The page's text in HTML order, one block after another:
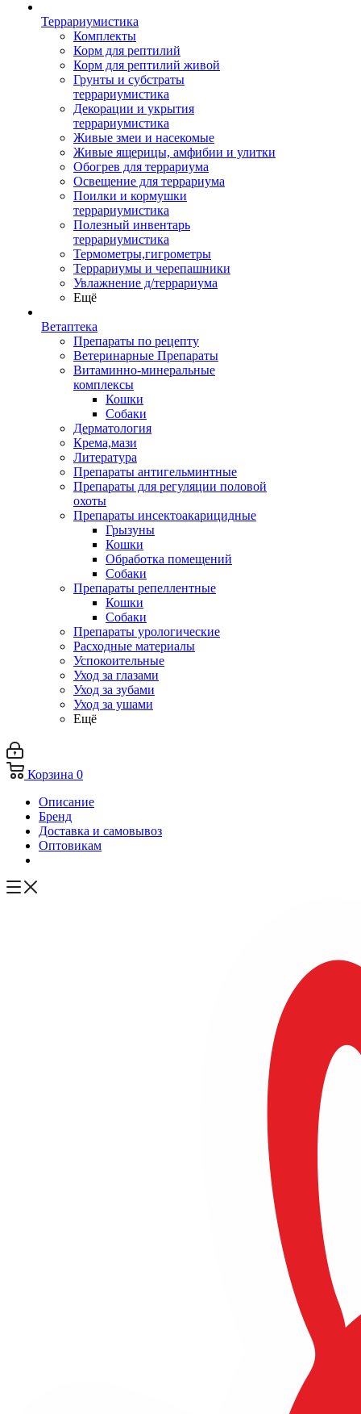
Террариумистика
Комплекты
Корм для рептилий
Корм для рептилий живой
Грунты и субстраты
террариумистика
Декорации и укрытия
террариумистика
Живые змеи и насекомые
Живые ящерицы, амфибии и улитки
Обогрев для террариума
Освещение для террариума
Поилки и кормушки
террариумистика
Полезный инвентарь
террариумистика
Термометры,гигрометры
Террариумы и черепашники
Увлажнение д/террариума
Ещё
Ветаптека
Препараты по рецепту
Ветеринарные Препараты
Витаминно-минеральные
комплексы
Кошки
Собаки
Дерматология
Крема,мази
Литература
Препараты антигельминтные
Препараты для регуляции половой
охоты
Препараты инсектоакарицидные
Грызуны
Кошки
Обработка помещений
Собаки
Препараты репеллентные
Кошки
Собаки
Препараты урологические
Расходные материалы
Успокоительные
Уход за глазами
Уход за зубами
Уход за ушами
Ещё
Корзина 0
Описание
Бренд
Доставка и самовывоз
Оптовикам